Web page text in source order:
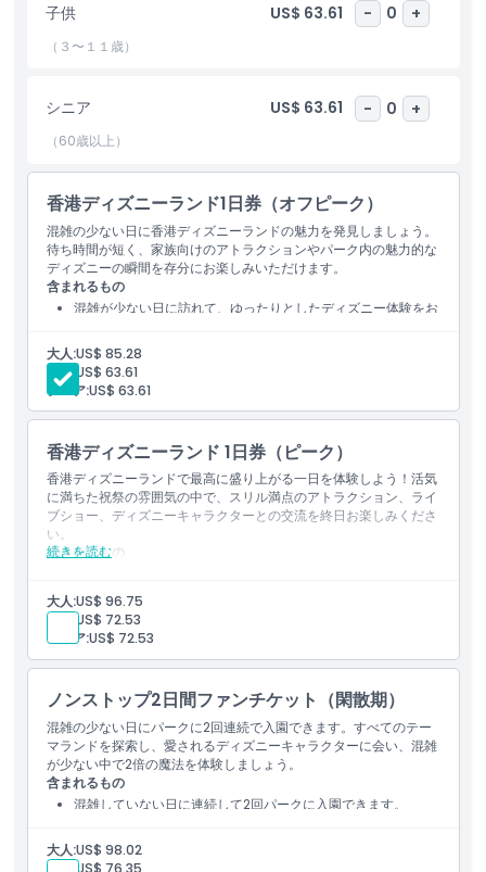
含まれるもの
営業時間
注意事項
場所
キャンセルポリシー
子供 US$ 63.61 - 0 +
（３〜１１歳）
シニア US$ 63.61 - 0 +
（60歳以上）
香港ディズニーランド1日券（オフピーク）
混雑の少ない日に香港ディズニーランドの魅力を発見しましょう。
待ち時間が短く、家族向けのアトラクションやパーク内の魅力的な
ディズニーの瞬間を存分にお楽しみいただけます。
含まれるもの
混雑が少ない日に訪れて、ゆったりとしたディズニー体験をお
アトラクションを巡り、キャラクターに会い、待ち時間の短さ
を満喫しましょう。
大人:US$ 85.28
子供: US$ 63.61
シニア:US$ 63.61
香港ディズニーランド 1日券（ピーク）
香港ディズニーランドで最高に盛り上がる一日を体験しよう！活気
に満ちた祝祭の雰囲気の中で、スリル満点のアトラクション、ライ
ブショー、ディズニーキャラクターとの交流を終日お楽しみくださ
い。
続きを読む
含まれるもの
い。
スリリングなアトラクション、ライブパレード、そして魔法の
ようなディズニーのエンターテインメントを体験してくださ
い。
大人:US$ 96.75
子供: US$ 72.53
シニア:US$ 72.53
ノンストップ2日間ファンチケット（閑散期）
混雑の少ない日にパークに2回連続で入園できます。すべてのテー
マランドを探索し、愛されるディズニーキャラクターに会い、混雑
が少ない中で2倍の魔法を体験しましょう。
含まれるもの
混雑していない日に連続して2回パークに入園できます。
楽しみを満喫できます。
大人:US$ 98.02
子供: US$ 76.35